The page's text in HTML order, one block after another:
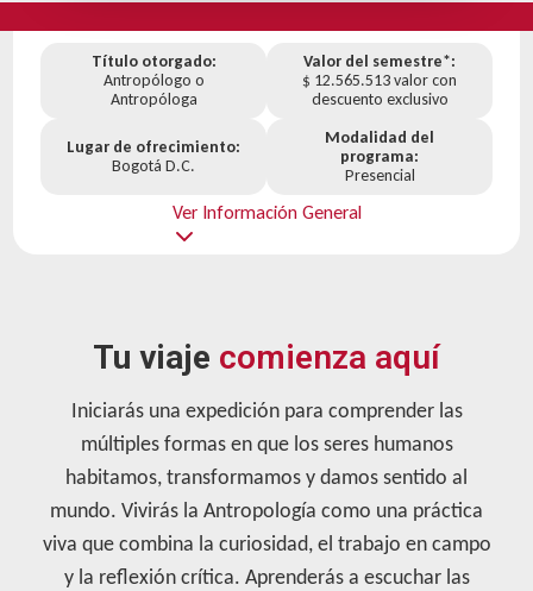
Título otorgado:
Antropólogo o
Antropóloga
Valor del semestre*:
$ 12.565.513 valor con
descuento exclusivo
Lugar de ofrecimiento:
Bogotá D.C.
Modalidad del
programa:
Presencial
Ver Información General
Tu viaje comienza aquí
Iniciarás una expedición para comprender las
múltiples formas en que los seres humanos
habitamos, transformamos y damos sentido al
mundo. Vivirás la Antropología como una práctica
viva que combina la curiosidad, el trabajo en campo
y la reflexión crítica. Aprenderás a escuchar las